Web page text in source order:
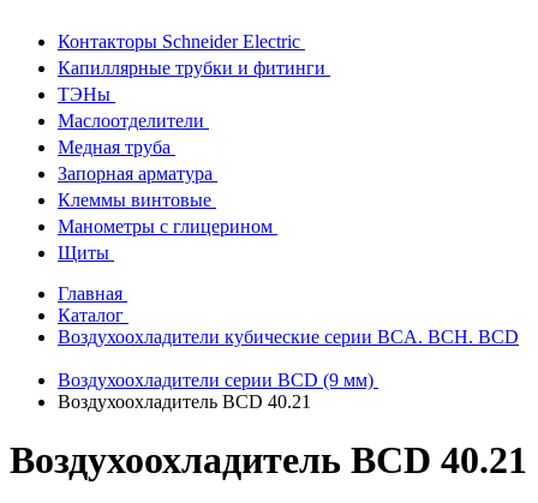
Контакторы Schneider Electric
Капиллярные трубки и фитинги
ТЭНы
Маслоотделители
Медная труба
Запорная арматура
Клеммы винтовые
Манометры с глицерином
Щиты
Главная
Каталог
Воздухоохладители кубические серии BCA. BCH. BCD
Воздухоохладители серии BCD (9 мм)
Воздухоохладитель ВСD 40.21
Воздухоохладитель ВСD 40.21